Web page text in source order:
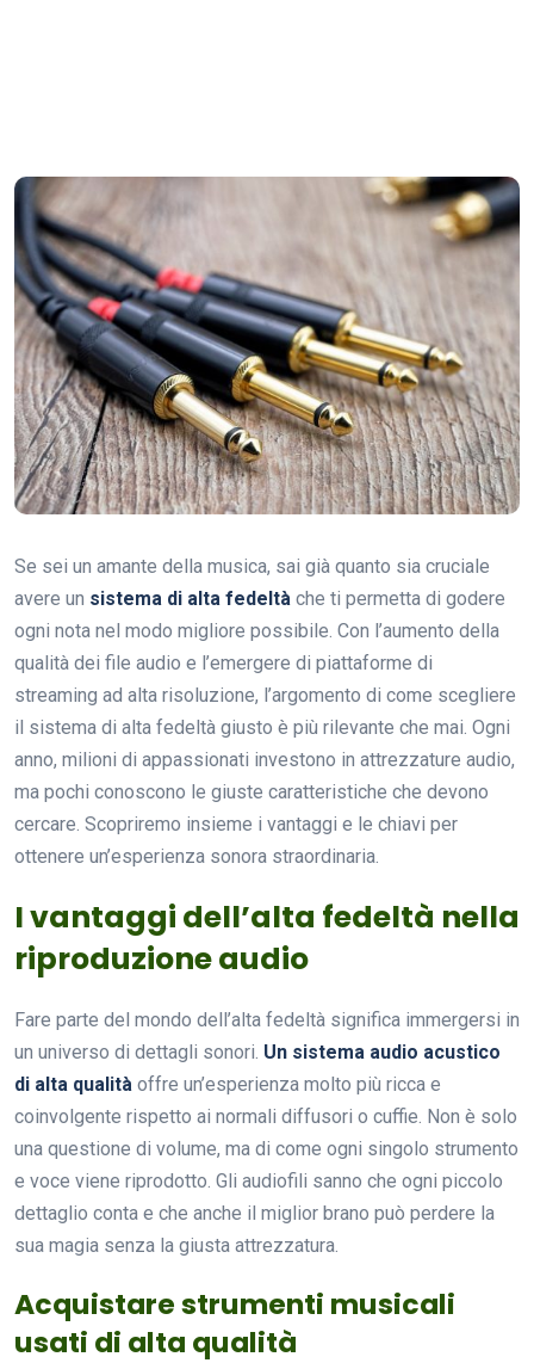
Se sei un amante della musica, sai già quanto sia cruciale
avere un sistema di alta fedeltà che ti permetta di godere
ogni nota nel modo migliore possibile. Con l’aumento della
qualità dei file audio e l’emergere di piattaforme di
streaming ad alta risoluzione, l’argomento di come scegliere
il sistema di alta fedeltà giusto è più rilevante che mai. Ogni
anno, milioni di appassionati investono in attrezzature audio,
ma pochi conoscono le giuste caratteristiche che devono
cercare. Scopriremo insieme i vantaggi e le chiavi per
ottenere un’esperienza sonora straordinaria.
I vantaggi dell’alta fedeltà nella
riproduzione audio
Fare parte del mondo dell’alta fedeltà significa immergersi in
un universo di dettagli sonori. Un sistema audio acustico
di alta qualità offre un’esperienza molto più ricca e
coinvolgente rispetto ai normali diffusori o cuffie. Non è solo
una questione di volume, ma di come ogni singolo strumento
e voce viene riprodotto. Gli audiofili sanno che ogni piccolo
dettaglio conta e che anche il miglior brano può perdere la
sua magia senza la giusta attrezzatura.
Acquistare strumenti musicali
usati di alta qualità